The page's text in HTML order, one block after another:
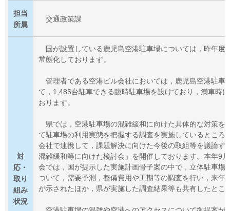
担当
所属
交通政策課
対
応・
取り
組み
状況
国が設置している鹿児島空港駐車場については，昨年度
常態化しております。
管理者である空港ビル会社においては，鹿児島空港駐車
て，1,485台駐車できる臨時駐車場を設けており，満車時
おります。
県では，空港駐車場の混雑緩和に向けた具体的な対策を
て駐車場の利用実態を把握する調査を実施しているところ
会社で連携して，課題解決に向けた今後の取組等を議論す
混雑緩和等に向けた検討会」を開催しております。本年9
会では，国が提示した実施計画骨子案の中で，立体駐車場
ついて，需要予測，整備費用や工期等の調査を行い，来年
が示されたほか，県が実施した調査結果等も共有したとこ